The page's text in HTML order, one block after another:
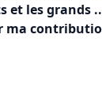
et les